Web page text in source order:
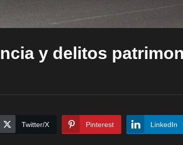
y delitos
Twitter/X Pinterest LinkedIn